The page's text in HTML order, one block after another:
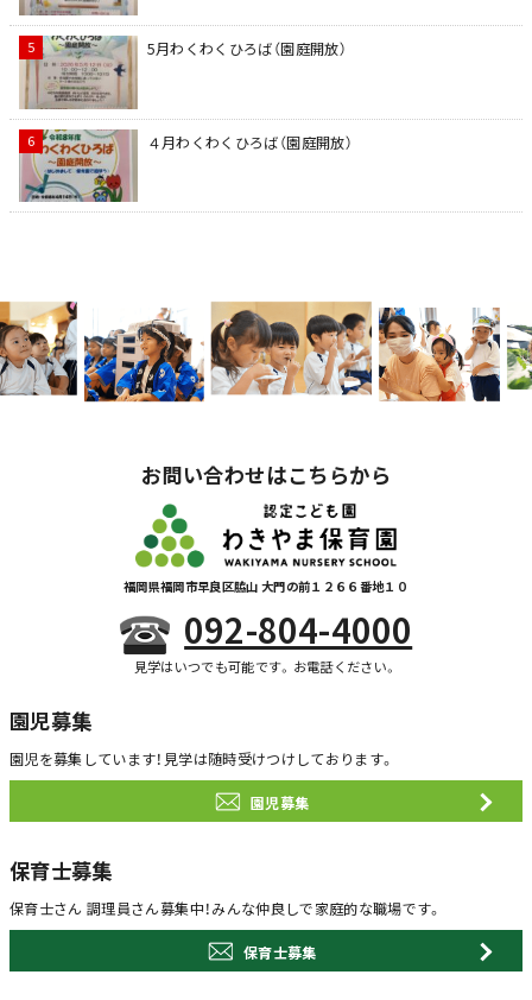
5月わくわくひろば（園庭開放）
４月わくわくひろば（園庭開放）
お問い合わせはこちらから
福岡県福岡市早良区脇山 大門の前１２６６番地１０
092-804-4000
見学はいつでも可能です。お電話ください。
園児募集
園児を募集しています！ 見学は随時受けつけしております。
園児募集
保育士募集
保育士さん 調理員さん募集中！みんな仲良しで家庭的な職場です。
保育士募集